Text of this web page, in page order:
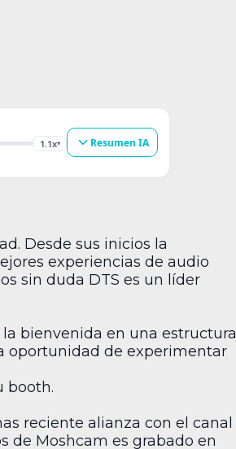
1.1x▾ Resumen IA
Desde sus inicios la
experiencias de audio
sin duda DTS es un líder
la bienvenida en una estructura
oportunidad de experimentar
booth.
reciente alianza con el canal
de Moshcam es grabado en